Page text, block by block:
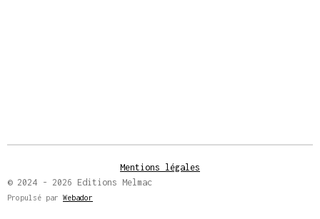
Mentions légales
© 2024 - 2026 Editions Melmac
Propulsé par Webador